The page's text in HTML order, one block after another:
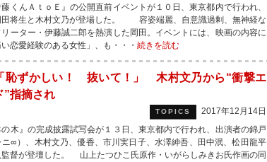
くんＡｔｏＥ』の公開直前イベントが１０日、東京都内で行われ、
田将生と木村文乃が登場した。 容姿端麗、自意識過剰、無神経な
リーター・伊藤誠二郎を熱演した岡田。イベントには、映画の内容に
恋愛経験のある女性」、も・・・ 続きを読む
恥ずかしい！ 抜いて！」 木村文乃から“衝撃エ
”指摘され
TOPICS
2017年12月14日
木』の完成披露試写会が１３日、東京都内で行われ、出演者の錦戸
∞）、木村文乃、優香、市川実日子、水澤紳吾、田中泯、松田龍平
監督が登壇した。 山上たつひこ氏原作・いがらしみきお氏作画の同